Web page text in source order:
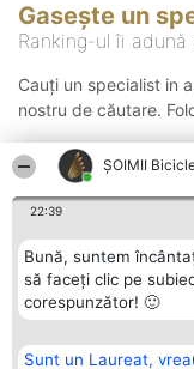
ȘOIMII
22:39
Bună, suntem
să faceți clic pe
corespunzător! 🙂
Sunt un Laureat,
Gasește un
Ranking-ul îi
Cauți un specialist in
nostru de căutare.
Organizator Ranking